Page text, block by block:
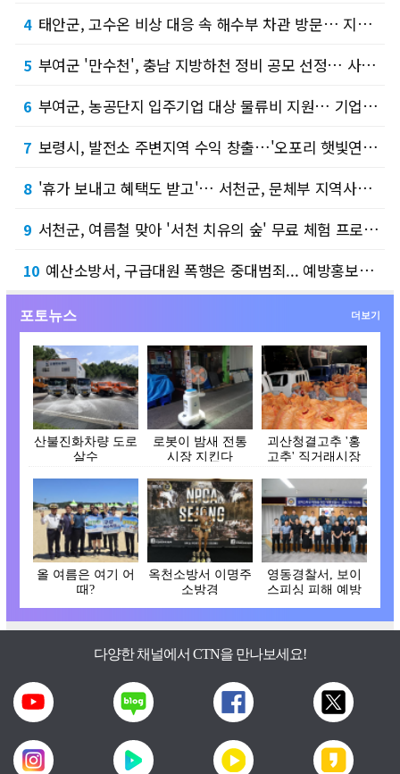
4 태안군, 고수온 비상 대응 속 해수부 차관 방문… 지역 발전 건의문 전달
5 부여군 '만수천', 충남 지방하천 정비 공모 선정… 사업비 확보로 정비에 박차
6 부여군, 농공단지 입주기업 대상 물류비 지원… 기업 경쟁력 강화
7 보령시, 발전소 주변지역 수익 창출…'오포리 햇빛연금' 시범 운용
8 '휴가 보내고 혜택도 받고'… 서천군, 문체부 지역사랑 휴가지원 공모 선정
9 서천군, 여름철 맞아 '서천 치유의 숲' 무료 체험 프로그램 개방
10 예산소방서, 구급대원 폭행은 중대범죄... 예방홍보강화
포토뉴스 더보기
산불진화차량 도로
살수
로봇이 밤새 전통
시장 지킨다
괴산청결고추 '홍
고추' 직거래시장
올 여름은 여기 어
때?
옥천소방서 이명주
소방경
영동경찰서, 보이
스피싱 피해 예방
간담회
다양한 채널에서 CTN을 만나보세요!